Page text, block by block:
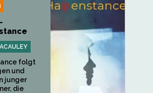
folgt
und
junger
die